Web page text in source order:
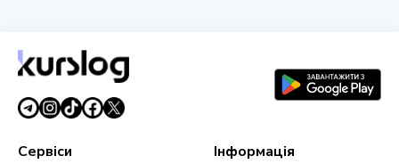
Сервіси Інформація